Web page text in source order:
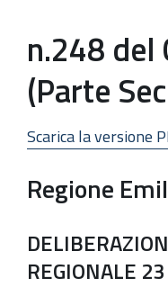
n.248
(Parte
Scarica la versione
Regione
REGIONALE